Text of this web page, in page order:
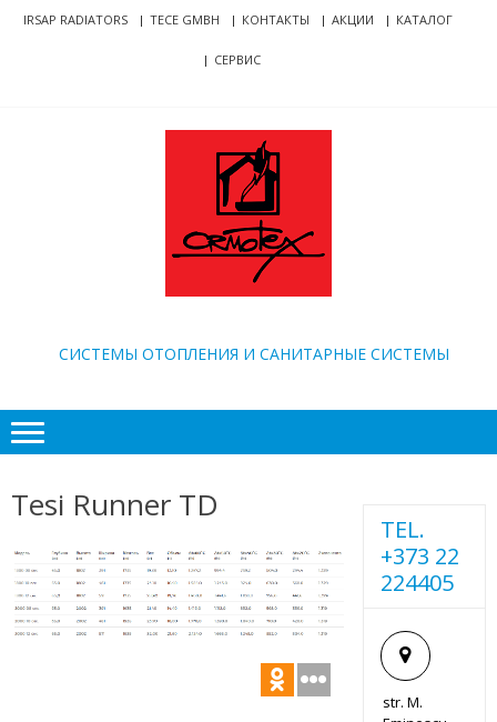
Skip
SkipIRSAP RADIATORS TECE GMBH КОНТАКТЫ АКЦИИ КАТАЛОГ
СЕРВИС
CИСТЕМЫ ОТОПЛЕНИЯ И САНИТАРНЫЕ СИСТЕМЫ
Tesi Runner TD
TEL.
+373 22
224405
str. M.